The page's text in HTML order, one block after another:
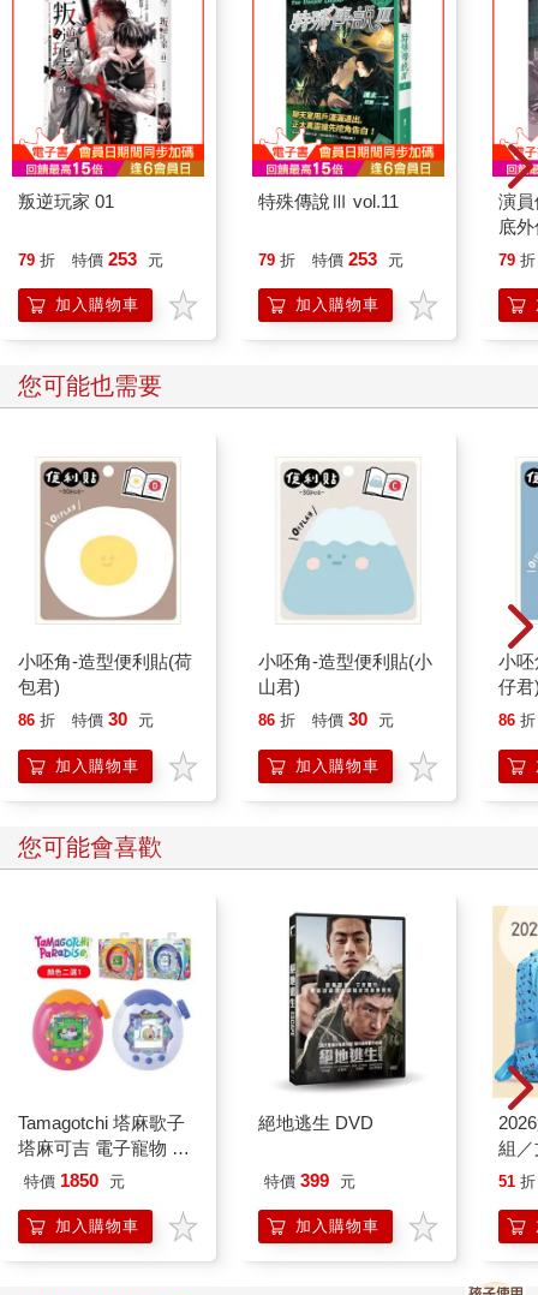
叛逆玩家 01
79 折 特價 253 元
加入購物車
特殊傳說Ⅲ vol.11
79 折 特價 253 元
加入購物車
演
底
79 折
您可能也需要
小呸角-造型便利貼(荷
包君)
86 折 特價 30 元
加入購物車
小呸角-造型便利貼(小
山君)
86 折 特價 30 元
加入購物車
小
仔君
86 折
您可能會喜歡
Tamagotchi 塔麻歌子
塔麻可吉 電子寵物 樂
園系列（熱帶橙果／極
特價 1850 元
加入購物車
絕地逃生 DVD
特價 399 元
加入購物車
組
51 折